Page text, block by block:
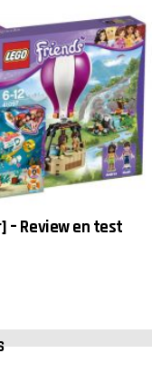
– Review en test